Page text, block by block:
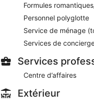
Formules
Personnel polyglotte
Service de ménage
Services de
Services
Centre d’affaires
Extérieur